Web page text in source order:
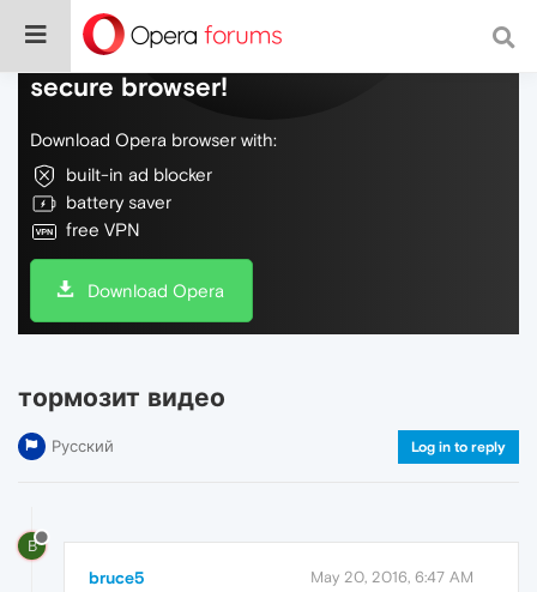
Do more on the web, with a fast and
secure browser!
Download Opera browser with:
built-in ad blocker
battery saver
free VPN
Download Opera
тормозит видео
Русский Log in to reply
B
bruce5 May 20, 2016, 6:47 AM